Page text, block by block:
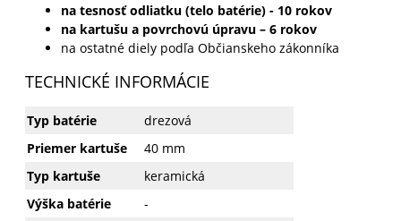
na tesnosť odliatku (telo batérie) - 10 rokov
na kartušu a povrchovú úpravu – 6 rokov
na ostatné diely podľa Občianskeho zákonníka
TECHNICKÉ INFORMÁCIE
Typ batérie
drezová
Priemer kartuše
40 mm
Typ kartuše
keramická
Výška batérie
-